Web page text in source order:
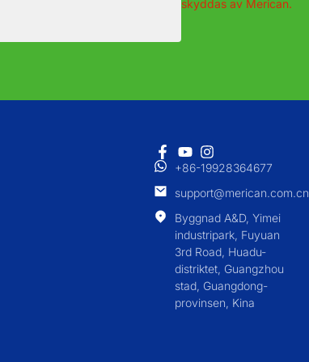
skyddas av Merican.
+86-19928364677
support@merican.com.cn
Byggnad A&D, Yimei
industripark, Fuyuan
3rd Road, Huadu-
distriktet, Guangzhou
stad, Guangdong-
provinsen, Kina